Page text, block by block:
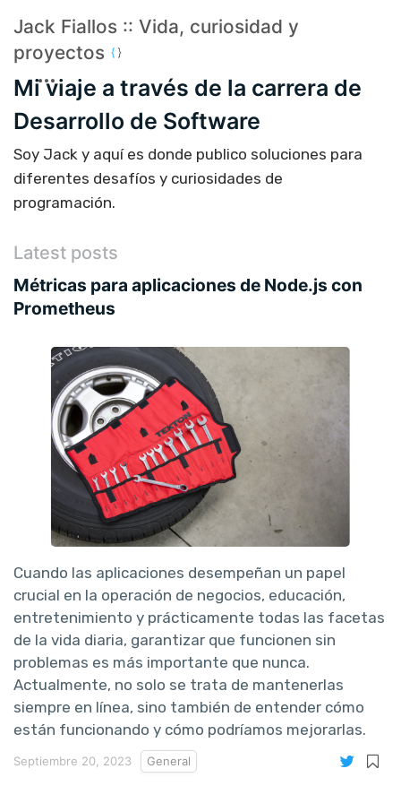
Jack Fiallos :: Vida, curiosidad y
proyectos
Mi viaje a través de la carrera de
Desarrollo de Software
Soy Jack y aquí es donde publico soluciones para
diferentes desafíos y curiosidades de
programación.
Latest posts
Métricas para aplicaciones de Node.js con
Prometheus
Cuando las aplicaciones desempeñan un papel
crucial en la operación de negocios, educación,
entretenimiento y prácticamente todas las facetas
de la vida diaria, garantizar que funcionen sin
problemas es más importante que nunca.
Actualmente, no solo se trata de mantenerlas
siempre en línea, sino también de entender cómo
están funcionando y cómo podríamos mejorarlas.
Septiembre 20, 2023 General